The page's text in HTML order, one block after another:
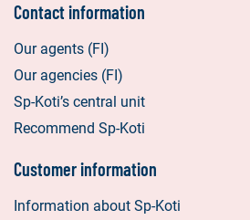
Contact information
Our agents (FI)
Our agencies (FI)
Sp-Koti’s central unit
Recommend Sp-Koti
Customer information
Information about Sp-Koti